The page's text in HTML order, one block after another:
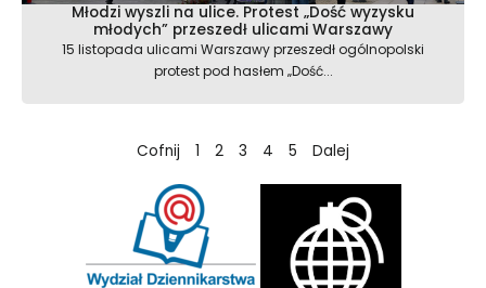
Młodzi wyszli na ulice. Protest „Dość wyzysku
młodych” przeszedł ulicami Warszawy
15 listopada ulicami Warszawy przeszedł ogólnopolski
protest pod hasłem „Dość...
Cofnij 1 2 3 4 5 Dalej